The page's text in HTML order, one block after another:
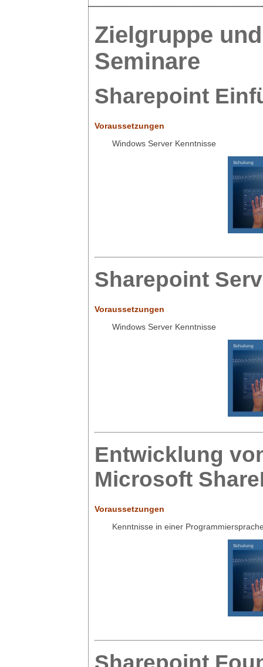
Zielgruppe
Seminare
Sharepoint
Voraussetzungen
Windows Server Kenntnisse
Sharepoint
Voraussetzungen
Windows Server Kenntnisse
Entwicklung
Microsoft
Voraussetzungen
Kenntnisse in einer